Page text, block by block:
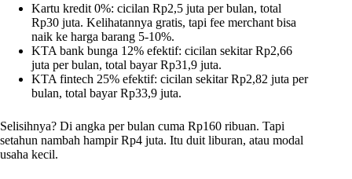
Kartu kredit 0%: cicilan Rp2,5 juta per bulan, total
Rp30 juta. Kelihatannya gratis, tapi fee merchant bisa
naik ke harga barang 5-10%.
KTA bank bunga 12% efektif: cicilan sekitar Rp2,66
juta per bulan, total bayar Rp31,9 juta.
KTA fintech 25% efektif: cicilan sekitar Rp2,82 juta per
bulan, total bayar Rp33,9 juta.
Selisihnya? Di angka per bulan cuma Rp160 ribuan. Tapi
setahun nambah hampir Rp4 juta. Itu duit liburan, atau modal
usaha kecil.